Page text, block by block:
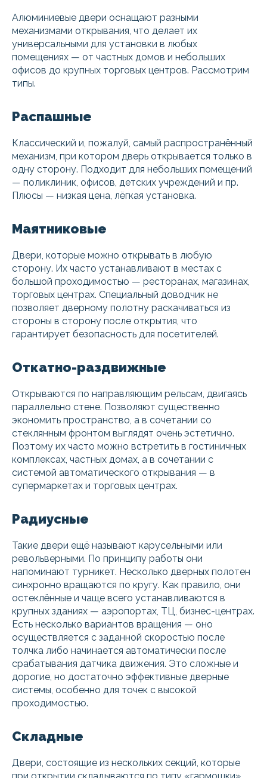
Алюминиевые двери оснащают разными
механизмами открывания, что делает их
универсальными для установки в любых
помещениях — от частных домов и небольших
офисов до крупных торговых центров. Рассмотрим
типы.
Распашные
Классический и, пожалуй, самый распространённый
механизм, при котором дверь открывается только в
одну сторону. Подходит для небольших помещений
— поликлиник, офисов, детских учреждений и пр.
Плюсы — низкая цена, лёгкая установка.
Маятниковые
Двери, которые можно открывать в любую
сторону. Их часто устанавливают в местах с
большой проходимостью — ресторанах, магазинах,
торговых центрах. Специальный доводчик не
позволяет дверному полотну раскачиваться из
стороны в сторону после открытия, что
гарантирует безопасность для посетителей.
Откатно-раздвижные
Открываются по направляющим рельсам, двигаясь
параллельно стене. Позволяют существенно
экономить пространство, а в сочетании со
стеклянным фронтом выглядят очень эстетично.
Поэтому их часто можно встретить в гостиничных
комплексах, частных домах, а в сочетании с
системой автоматического открывания — в
супермаркетах и торговых центрах.
Радиусные
Такие двери ещё называют карусельными или
револьверными. По принципу работы они
напоминают турникет. Несколько дверных полотен
синхронно вращаются по кругу. Как правило, они
остеклённые и чаще всего устанавливаются в
крупных зданиях — аэропортах, ТЦ, бизнес-центрах.
Есть несколько вариантов вращения — оно
осуществляется с заданной скоростью после
толчка либо начинается автоматически после
срабатывания датчика движения. Это сложные и
дорогие, но достаточно эффективные дверные
системы, особенно для точек с высокой
проходимостью.
Складные
Двери, состоящие из нескольких секций, которые